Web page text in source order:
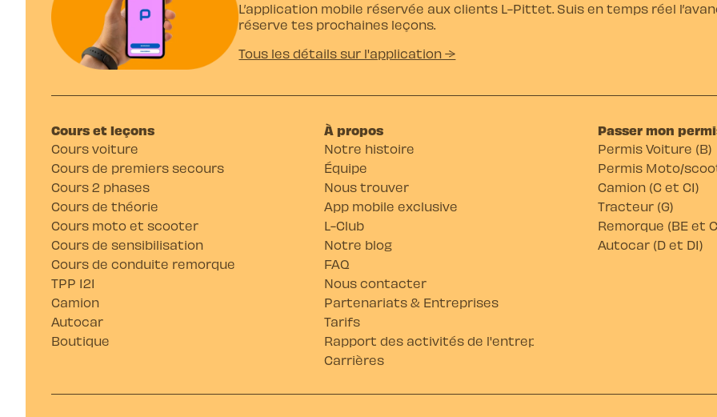
L’application mobile réservée aux clients L-Pittet. Suis en temps réel
réserve tes prochaines leçons.
Tous les détails sur l'application →
Cours et leçons
Cours voiture
Cours de premiers secours
Cours 2 phases
Cours de théorie
Cours moto et scooter
Cours de sensibilisation
Cours de conduite remorque
TPP 121
Camion
Autocar
Boutique
À propos
Notre histoire
Équipe
Nous trouver
App mobile exclusive
L-Club
Notre blog
FAQ
Nous contacter
Partenariats & Entreprises
Tarifs
Rapport des activités de l'entreprise
Carrières
Passer mon
Permis Voiture (B)
Permis Moto/
Camion (C et C1)
Tracteur (G)
Remorque (BE et
Autocar (D et D1)